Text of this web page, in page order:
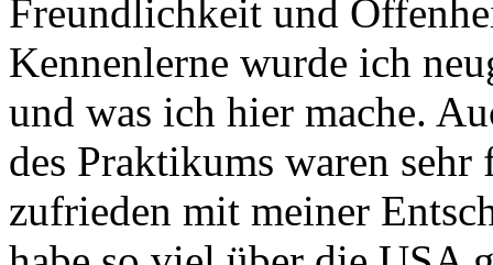
Freundlichkeit und
Kennenlerne wurde ich
und was ich hier mache.
des Praktikums waren
zufrieden mit meiner